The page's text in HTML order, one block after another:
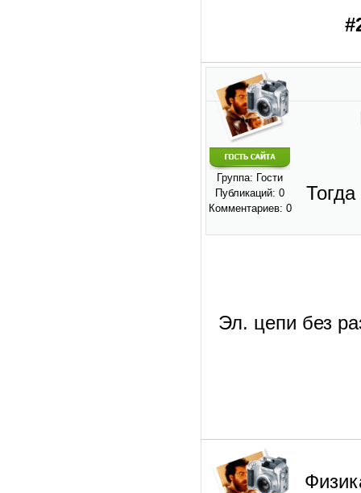
Группа: Гости
Публикаций: 0
Комментариев: 0
Эл. цепи без